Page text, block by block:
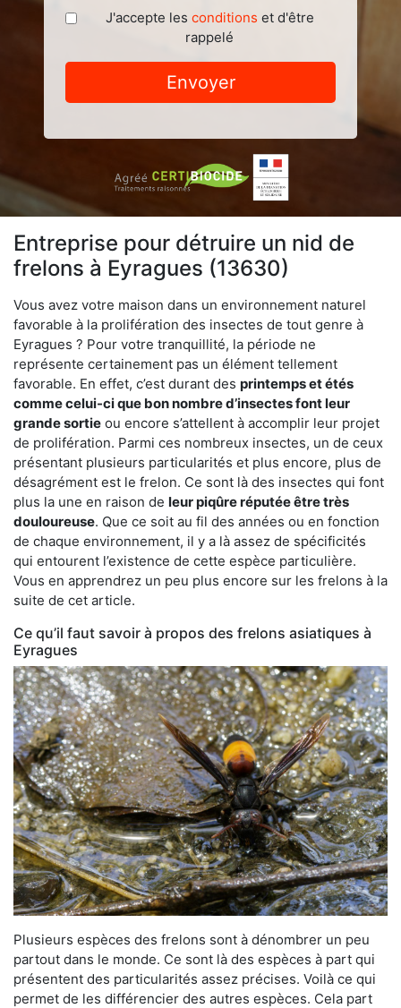
J'accepte les conditions et d'être
rappelé
Envoyer
Entreprise pour détruire un nid de
frelons à Eyragues (13630)
Vous avez votre maison dans un environnement naturel
favorable à la prolifération des insectes de tout genre à
Eyragues ? Pour votre tranquillité, la période ne
représente certainement pas un élément tellement
favorable. En effet, c’est durant des printemps et étés
comme celui-ci que bon nombre d’insectes font leur
grande sortie ou encore s’attellent à accomplir leur projet
de prolifération. Parmi ces nombreux insectes, un de ceux
présentant plusieurs particularités et plus encore, plus de
désagrément est le frelon. Ce sont là des insectes qui font
plus la une en raison de leur piqûre réputée être très
douloureuse. Que ce soit au fil des années ou en fonction
de chaque environnement, il y a là assez de spécificités
qui entourent l’existence de cette espèce particulière.
Vous en apprendrez un peu plus encore sur les frelons à la
suite de cet article.
Ce qu’il faut savoir à propos des frelons asiatiques à
Eyragues
Plusieurs espèces des frelons sont à dénombrer un peu
partout dans le monde. Ce sont là des espèces à part qui
présentent des particularités assez précises. Voilà ce qui
permet de les différencier des autres espèces. Cela part